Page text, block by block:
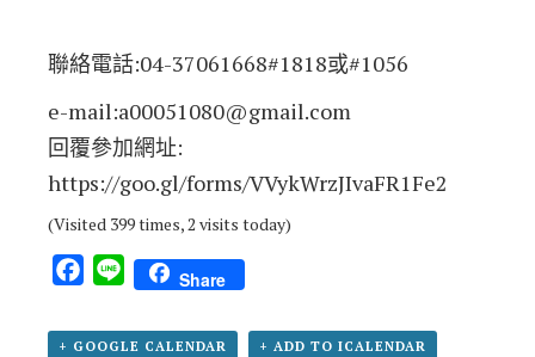
聯絡電話:04-37061668#1818或#1056
e-mail:a00051080@gmail.com
回覆參加網址:
https://goo.gl/forms/VVykWrzJIvaFR1Fe2
(Visited 399 times, 2 visits today)
Facebook
Line Share
+ GOOGLE CALENDAR + ADD TO ICALENDAR